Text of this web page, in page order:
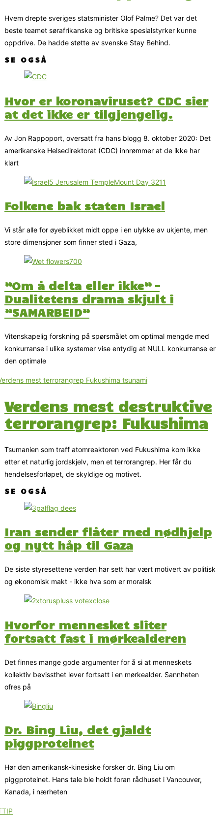
Hvem drepte sveriges statsminister Olof Palme? Det var det
beste teamet sørafrikanske og britiske spesialstyrker kunne
oppdrive. De hadde støtte av svenske Stay Behind.
SE OGSÅ
Hvor er koronaviruset? CDC sier
at det ikke er tilgjengelig.
Av Jon Rappoport, oversatt fra hans blogg 8. oktober 2020: Det
amerikanske Helsedirektorat (CDC) innrømmer at de ikke har
klart
Folkene bak staten Israel
Vi står alle for øyeblikket midt oppe i en ulykke av ukjente, men
store dimensjoner som finner sted i Gaza,
”Om å delta eller ikke” –
Dualitetens drama skjult i
”SAMARBEID”
Vitenskapelig forskning på spørsmålet om optimal mengde med
konkurranse i ulike systemer vise entydig at NULL konkurranse er
den optimale
Verdens mest destruktive
terrorangrep: Fukushima
Tsumanien som traff atomreaktoren ved Fukushima kom ikke
etter et naturlig jordskjelv, men et terrorangrep. Her får du
hendelsesforløpet, de skyldige og motivet.
SE OGSÅ
Iran sender flåter med nødhjelp
og nytt håp til Gaza
De siste styresettene verden har sett har vært motivert av politisk
og økonomisk makt - ikke hva som er moralsk
Hvorfor mennesket sliter
fortsatt fast i mørkealderen
Det finnes mange gode argumenter for å si at menneskets
kollektiv bevissthet lever fortsatt i en mørkealder. Sannheten
ofres på
Dr. Bing Liu, det gjaldt
piggproteinet
Hør den amerikansk-kinesiske forsker dr. Bing Liu om
piggproteinet. Hans tale ble holdt foran rådhuset i Vancouver,
Kanada, i nærheten